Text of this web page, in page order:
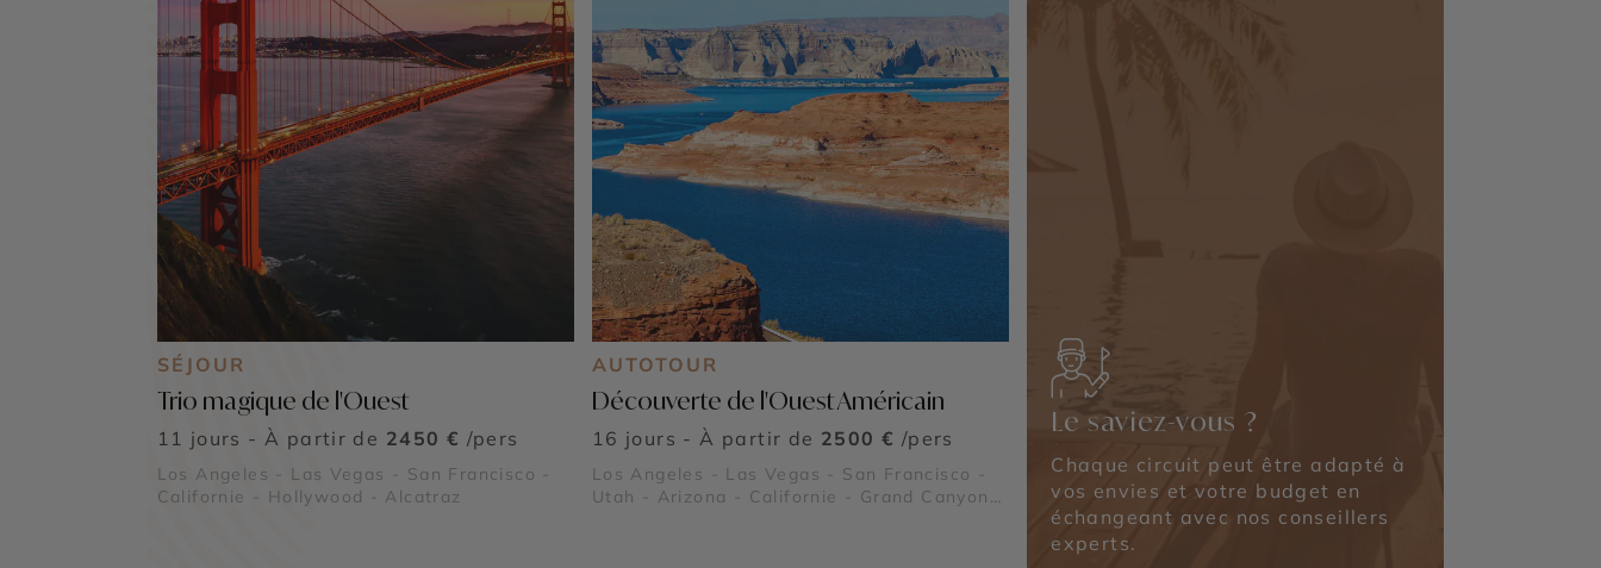
SÉJOUR
Trio magique de l'Ouest
11 jours - À partir de 2450 € /pers
Los Angeles - Las Vegas - San Francisco -
Californie - Hollywood - Alcatraz
AUTOTOUR
Découverte de l'Ouest Américain
16 jours - À partir de 2500 € /pers
Los Angeles - Las Vegas - San Francisco -
Utah - Arizona - Californie - Grand Canyon -
Le saviez-vous ?
Chaque circuit peut être adapté à
vos envies et votre budget en
échangeant avec nos conseillers
experts.